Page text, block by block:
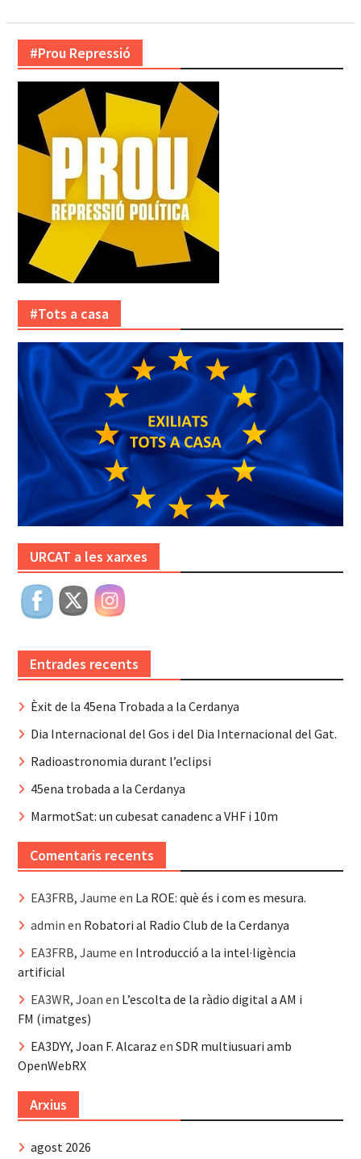
#Prou Repressió
#Tots a casa
URCAT a les xarxes
Entrades recents
Èxit de la 45ena Trobada a la Cerdanya
Dia Internacional del Gos i del Dia Internacional del Gat.
Radioastronomia durant l’eclipsi
45ena trobada a la Cerdanya
MarmotSat: un cubesat canadenc a VHF i 10m
Comentaris recents
EA3FRB, Jaume en La ROE: què és i com es mesura.
admin en Robatori al Radio Club de la Cerdanya
EA3FRB, Jaume en Introducció a la intel·ligència
artificial
EA3WR, Joan en L’escolta de la ràdio digital a AM i
FM (imatges)
EA3DYY, Joan F. Alcaraz en SDR multiusuari amb
OpenWebRX
Arxius
agost 2026